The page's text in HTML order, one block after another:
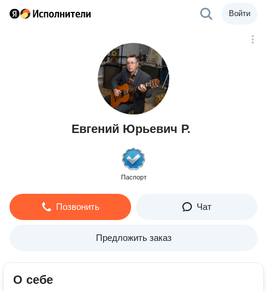
Войти
Евгений Юрьевич Р.
Паспорт
Позвонить Чат
Предложить заказ
О себе